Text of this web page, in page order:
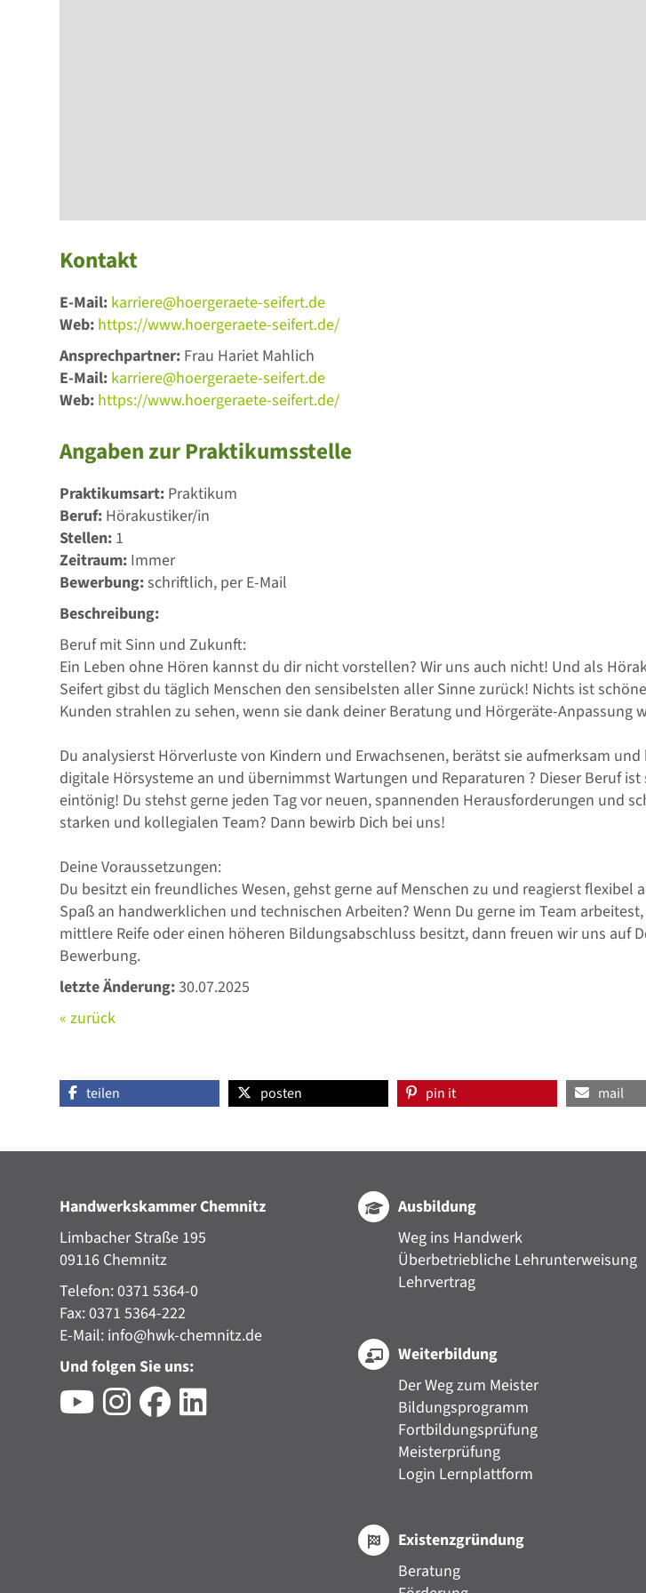
Kontakt
E-Mail: karriere@hoergeraete-seifert.de
Web: https://www.hoergeraete-seifert.de/
Ansprechpartner: Frau Hariet Mahlich
E-Mail: karriere@hoergeraete-seifert.de
Web: https://www.hoergeraete-seifert.de/
Angaben zur Praktikumsstelle
Praktikumsart: Praktikum
Beruf: Hörakustiker/in
Stellen: 1
Zeitraum: Immer
Bewerbung:schriftlich, per E-Mail
Beschreibung:
Beruf mit Sinn und Zukunft:
Ein Leben ohne Hören kannst du dir nicht vorstellen? Wir uns auch nicht! Und als
Seifert gibst du täglich Menschen den sensibelsten aller Sinne zurück! Nichts ist
Kunden strahlen zu sehen, wenn sie dank deiner Beratung und Hörgeräte-Anpassung
Du analysierst Hörverluste von Kindern und Erwachsenen, berätst sie aufmerksam
digitale Hörsysteme an und übernimmst Wartungen und Reparaturen ? Dieser Beruf
eintönig! Du stehst gerne jeden Tag vor neuen, spannenden Herausforderungen und
starken und kollegialen Team? Dann bewirb Dich bei uns!
Deine Voraussetzungen:
Du besitzt ein freundliches Wesen, gehst gerne auf Menschen zu und reagierst flexibel
Spaß an handwerklichen und technischen Arbeiten? Wenn Du gerne im Team
mittlere Reife oder einen höheren Bildungsabschluss besitzt, dann freuen wir uns auf
Bewerbung.
letzte Änderung:30.07.2025
« zurück
teilen posten pin it mail
Handwerkskammer Chemnitz
Limbacher Straße 195
09116 Chemnitz
Telefon: 0371 5364-0
Fax: 0371 5364-222
E-Mail: info@hwk-chemnitz.de
Und folgen Sie uns:
Ausbildung
Weg ins Handwerk
Überbetriebliche Lehrunterweisung
Lehrvertrag
Weiterbildung
Der Weg zum Meister
Bildungsprogramm
Fortbildungsprüfung
Meisterprüfung
Login Lernplattform
Existenzgründung
Beratung